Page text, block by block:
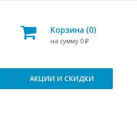
Корзина (0)
на сумму 0 ₽
АКЦИИ И СКИДКИ